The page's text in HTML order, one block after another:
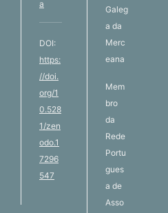
a
DOI:
https:
//doi.
org/1
0.528
1/zen
odo.1
7296
547
Galeg
a da
Merc
eana
Mem
bro
da
Rede
Portu
gues
a de
Asso